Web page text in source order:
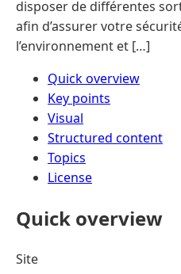
disposer de différentes
afin d’assurer votre
l’environnement et […]
Quick overview
Key points
Visual
Structured content
Topics
License
Quick overview
Site